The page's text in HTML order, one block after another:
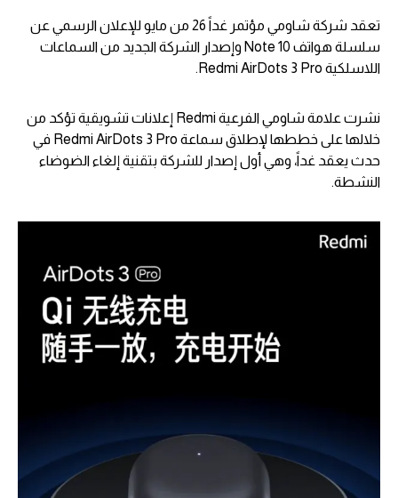
تعقد شركة شاومي مؤتمر غداً 26 من مايو للإعلان الرسمي عن
سلسلة هواتف Note 10 وإصدار الشركة الجديد من السماعات
اللاسلكية Redmi AirDots 3 Pro.
نشرت علامة شاومي الفرعية Redmi إعلانات تشويقية تؤكد من
خلالها على خططها لإطلاق سماعة Redmi AirDots 3 Pro في
حدث يعقد غداً، وهي أول إصدار للشركة بتقنية إلغاء الضوضاء
النشطة.